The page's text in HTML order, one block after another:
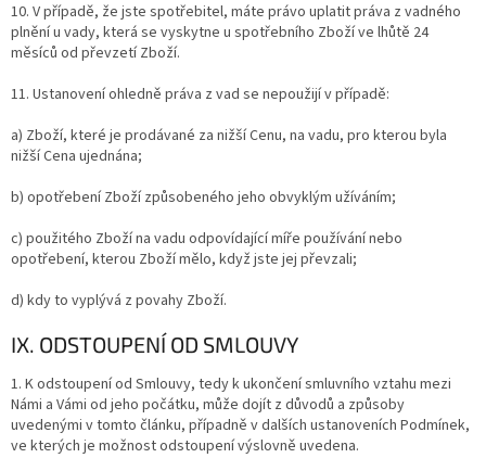
10. V případě, že jste spotřebitel, máte právo uplatit práva z vadného
plnění u vady, která se vyskytne u spotřebního Zboží ve lhůtě 24
měsíců od převzetí Zboží.
11. Ustanovení ohledně práva z vad se nepoužijí v případě:
a) Zboží, které je prodávané za nižší Cenu, na vadu, pro kterou byla
nižší Cena ujednána;
b) opotřebení Zboží způsobeného jeho obvyklým užíváním;
c) použitého Zboží na vadu odpovídající míře používání nebo
opotřebení, kterou Zboží mělo, když jste jej převzali;
d) kdy to vyplývá z povahy Zboží.
IX. ODSTOUPENÍ OD SMLOUVY
1. K odstoupení od Smlouvy, tedy k ukončení smluvního vztahu mezi
Námi a Vámi od jeho počátku, může dojít z důvodů a způsoby
uvedenými v tomto článku, případně v dalších ustanoveních Podmínek,
ve kterých je možnost odstoupení výslovně uvedena.